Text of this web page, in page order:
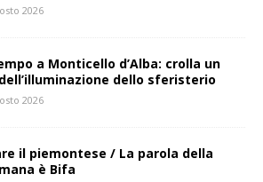
2026
a Monticello d’Alba: crolla un
dello sferisterio
2026
il piemontese / La parola della
è Bifa